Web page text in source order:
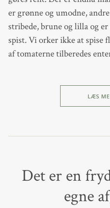
er grønne og umodne,
stribede, brune og lilla og
spist. Vi orker ikke at spise
af tomaterne tilberedes
LÆS
Det er en
egne